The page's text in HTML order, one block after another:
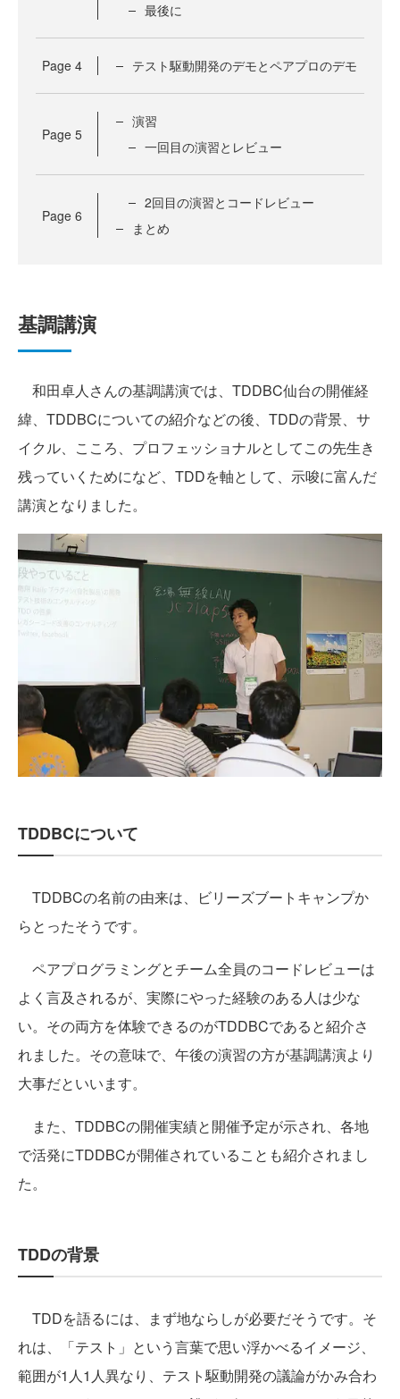
最後に
Page 4 テスト駆動開発のデモとペアプロのデモ
Page 5
演習
一回目の演習とレビュー
Page 6
2回目の演習とコードレビュー
まとめ
基調講演
和田卓人さんの基調講演では、TDDBC仙台の開催経
緯、TDDBCについての紹介などの後、TDDの背景、サ
イクル、こころ、プロフェッショナルとしてこの先生き
残っていくためになど、TDDを軸として、示唆に富んだ
講演となりました。
TDDBCについて
TDDBCの名前の由来は、ビリーズブートキャンプか
らとったそうです。
ペアプログラミングとチーム全員のコードレビューは
よく言及されるが、実際にやった経験のある人は少な
い。その両方を体験できるのがTDDBCであると紹介さ
れました。その意味で、午後の演習の方が基調講演より
大事だといいます。
また、TDDBCの開催実績と開催予定が示され、各地
で活発にTDDBCが開催されていることも紹介されまし
た。
TDDの背景
TDDを語るには、まず地ならしが必要だそうです。そ
れは、「テスト」という言葉で思い浮かべるイメージ、
範囲が1人1人異なり、テスト駆動開発の議論がかみ合わ